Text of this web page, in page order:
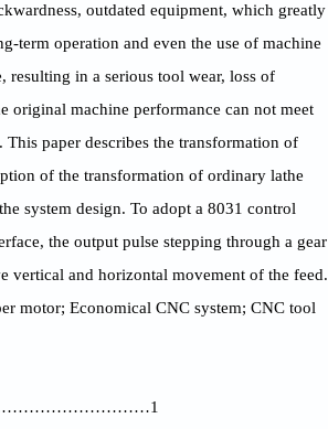
outdated equipment, which greatly
term operation and even the use of machine
resulting in a serious tool wear, loss of
original machine performance can not meet
paper describes the transformation of
of the transformation of ordinary lathe
system design. To adopt a 8031 control
the output pulse stepping through a gear
vertical and horizontal movement of the feed.
motor; Economical CNC system; CNC tool